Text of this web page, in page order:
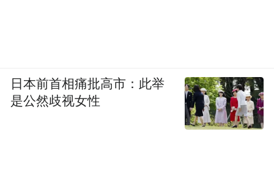
日本前首相痛批高市：此举
是公然歧视女性